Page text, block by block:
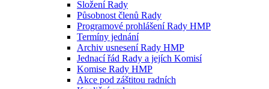
Složení Rady
Působnost členů Rady
Programové prohlášení Rady HMP
Termíny jednání
Archiv usnesení Rady HMP
Jednací řád Rady a jejích Komisí
Komise Rady HMP
Akce pod záštitou radních